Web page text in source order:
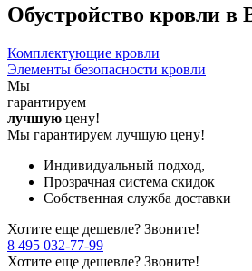
Обустройство кровли в
Комплектующие кровли
Элементы безопасности кровли
Мы
гарантируем
лучшую цену!
Мы гарантируем лучшую цену!
Индивидуальный подход,
Прозрачная система скидок
Собственная служба доставки
Хотите еще дешевле? Звоните!
8 495 032-77-99
Хотите еще дешевле? Звоните!